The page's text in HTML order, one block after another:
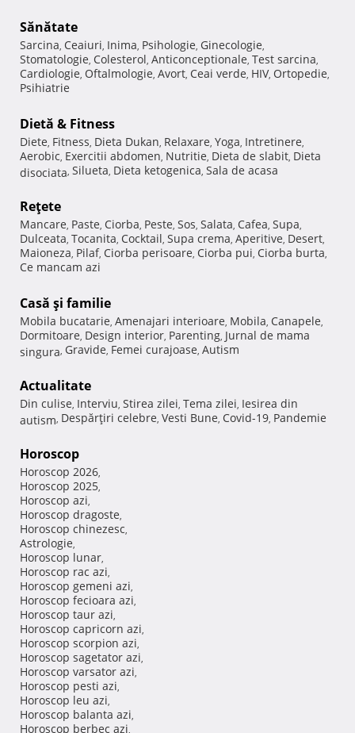
Sănătate
Sarcina, Ceaiuri, Inima, Psihologie, Ginecologie,
Stomatologie, Colesterol, Anticonceptionale, Test sarcina,
Cardiologie, Oftalmologie, Avort, Ceai verde, HIV, Ortopedie,
Psihiatrie
Dietă & Fitness
Diete, Fitness, Dieta Dukan, Relaxare, Yoga, Intretinere,
Aerobic, Exercitii abdomen, Nutritie, Dieta de slabit, Dieta
disociata, Silueta, Dieta ketogenica, Sala de acasa
Reţete
Mancare, Paste, Ciorba, Peste, Sos, Salata, Cafea, Supa,
Dulceata, Tocanita, Cocktail, Supa crema, Aperitive, Desert,
Maioneza, Pilaf, Ciorba perisoare, Ciorba pui, Ciorba burta,
Ce mancam azi
Casă şi familie
Mobila bucatarie, Amenajari interioare, Mobila, Canapele,
Dormitoare, Design interior, Parenting, Jurnal de mama
singura, Gravide, Femei curajoase, Autism
Actualitate
Din culise, Interviu, Stirea zilei, Tema zilei, Iesirea din
autism, Despărţiri celebre, Vesti Bune, Covid-19, Pandemie
Horoscop
Horoscop 2026,
Horoscop 2025,
Horoscop azi,
Horoscop dragoste,
Horoscop chinezesc,
Astrologie,
Horoscop lunar,
Horoscop rac azi,
Horoscop gemeni azi,
Horoscop fecioara azi,
Horoscop taur azi,
Horoscop capricorn azi,
Horoscop scorpion azi,
Horoscop sagetator azi,
Horoscop varsator azi,
Horoscop pesti azi,
Horoscop leu azi,
Horoscop balanta azi,
Horoscop berbec azi,